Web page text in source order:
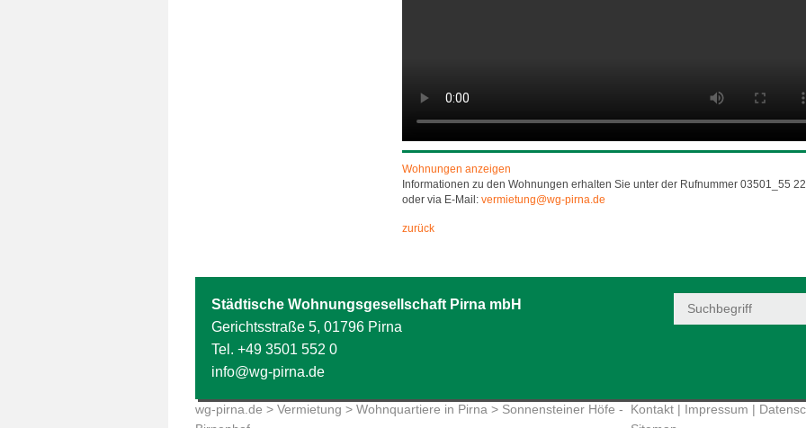
Wohnungen anzeigen
Informationen zu den Wohnungen erhalten Sie unter der Rufnummer 03501_55
oder via E-Mail: vermietung@wg-pirna.de
zurück
Städtische Wohnungsgesellschaft Pirna mbH
Gerichtsstraße 5, 01796 Pirna
Tel. +49 3501 552 0
info@wg-pirna.de
wg-pirna.de > Vermietung > Wohnquartiere in Pirna > Sonnensteiner Höfe -
Kontakt | Impressum |